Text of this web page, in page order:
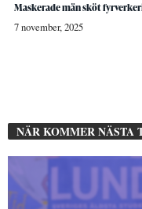
Maskerade män sköt
7 november, 2025
NÄR KOMMER NÄSTA